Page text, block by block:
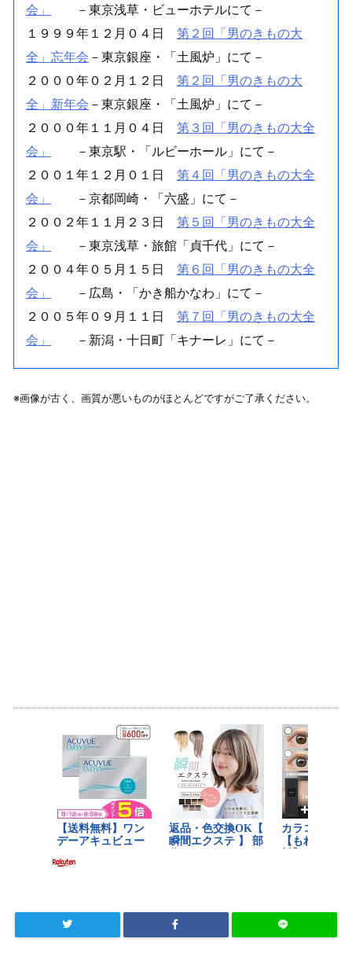
会」
－東京浅草・ビューホテルにて－
１９９９年１２月０４日 第２回「男のきもの大
全」忘年会 －東京銀座・「土風炉」にて－
２０００年０２月１２日 第２回「男のきもの大
全」新年会 －東京銀座・「土風炉」にて－
２０００年１１月０４日 第３回「男のきもの大全
会」
－東京駅・「ルビーホール」にて－
２００１年１２月０１日 第４回「男のきもの大全
会」
－京都岡崎・「六盛」にて－
２００２年１１月２３日 第５回「男のきもの大全
会」
－東京浅草・旅館「貞千代」にて－
２００４年０５月１５日 第６回「男のきもの大全
会」
－広島・「かき船かなわ」にて－
２００５年０９月１１日 第７回「男のきもの大全
会」
－新潟・十日町「キナーレ」にて－
※画像が古く、画質が悪いものがほとんどですがご了承ください。